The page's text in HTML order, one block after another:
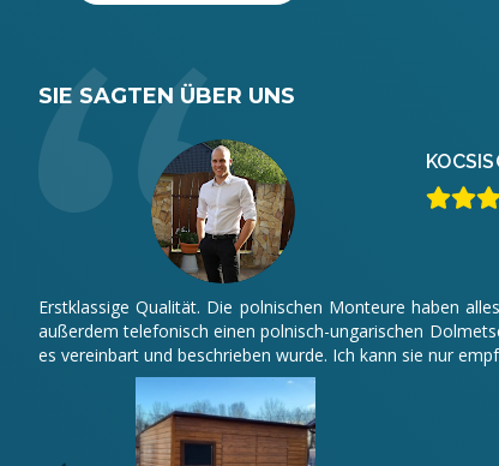
SIE SAGTEN ÜBER UNS
KOCSIS
Erstklassige Qualität. Die polnischen Monteure haben
außerdem telefonisch einen polnisch-ungarischen
es vereinbart und beschrieben wurde. Ich kann sie nur